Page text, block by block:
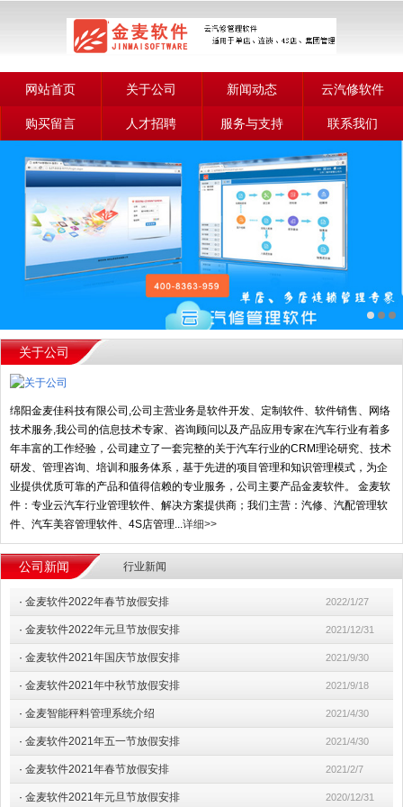
网站首页 关于公司 新闻动态 云汽修软件
购买留言 人才招聘 服务与支持 联系我们
关于公司
绵阳金麦佳科技有限公司,公司主营业务是软件开发、定制软件、软件销售、网络
技术服务,我公司的信息技术专家、咨询顾问以及产品应用专家在汽车行业有着多
年丰富的工作经验，公司建立了一套完整的关于汽车行业的CRM理论研究、技术
研发、管理咨询、培训和服务体系，基于先进的项目管理和知识管理模式，为企
业提供优质可靠的产品和值得信赖的专业服务，公司主要产品金麦软件。 金麦软
件：专业云汽车行业管理软件、解决方案提供商；我们主营：汽修、汽配管理软
件、汽车美容管理软件、4S店管理...详细>>
公司新闻 行业新闻
· 金麦软件2022年春节放假安排 2022/1/27
· 金麦软件2022年元旦节放假安排 2021/12/31
· 金麦软件2021年国庆节放假安排 2021/9/30
· 金麦软件2021年中秋节放假安排 2021/9/18
· 金麦智能秤料管理系统介绍 2021/4/30
· 金麦软件2021年五一节放假安排 2021/4/30
· 金麦软件2021年春节放假安排 2021/2/7
· 金麦软件2021年元旦节放假安排 2020/12/31